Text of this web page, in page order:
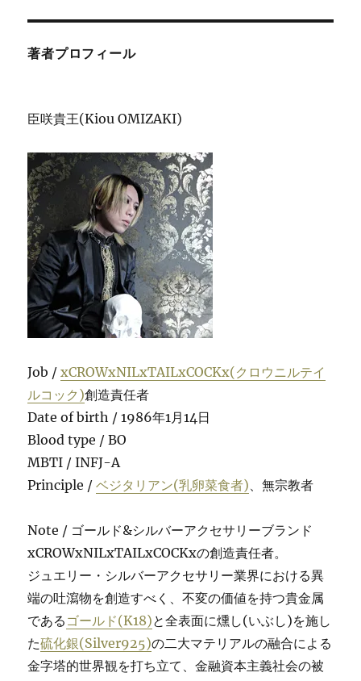
著者プロフィール
臣咲貴王(Kiou OMIZAKI)
Job /xCROWxNILxTAILxCOCKx(クロウニルテイ
ルコック)創造責任者
Date of birth / 1986年1月14日
Blood type / BO
MBTI / INFJ-A
Principle /ベジタリアン(乳卵菜食者) 、無宗教者
Note / ゴールド&シルバーアクセサリーブランド
xCROWxNILxTAILxCOCKxの創造責任者。
ジュエリー・シルバーアクセサリー業界における異
端の吐瀉物を創造すべく、不変の価値を持つ貴金属
である ゴールド(K18)と全表面に燻し(いぶし)を施し
た硫化銀(Silver925)の二大マテリアルの融合による
金字塔的世界観を打ち立て、金融資本主義社会の被